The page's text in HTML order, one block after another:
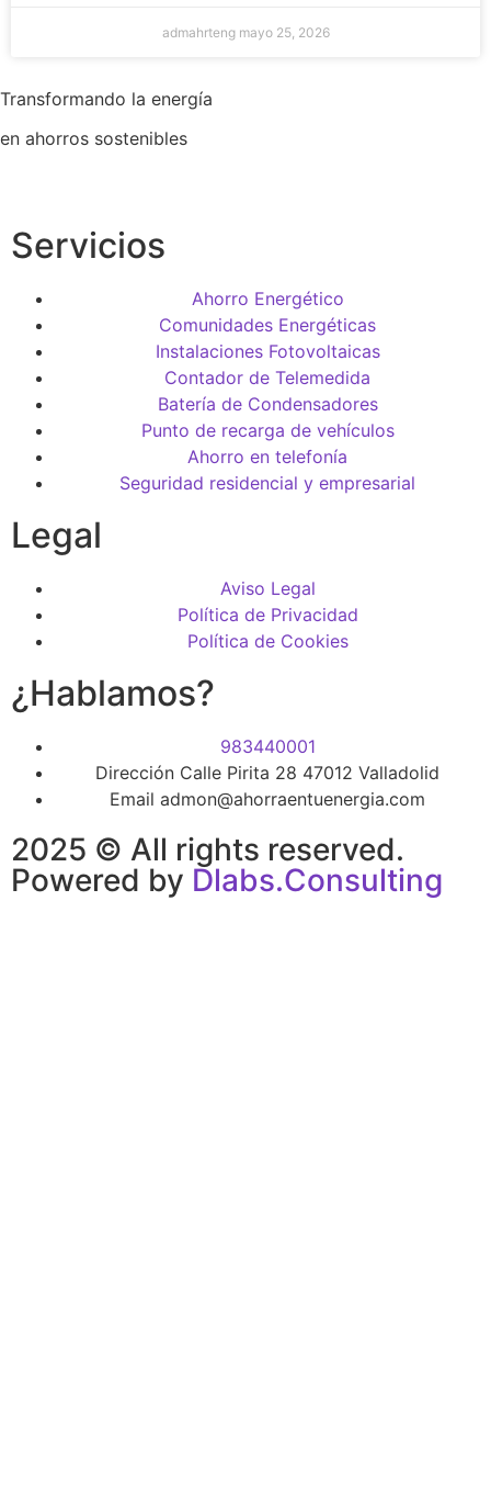
admahrteng mayo 25, 2026
Transformando la energía
en ahorros sostenibles
Servicios
Ahorro Energético
Comunidades Energéticas
Instalaciones Fotovoltaicas
Contador de Telemedida
Batería de Condensadores
Punto de recarga de vehículos
Ahorro en telefonía
Seguridad residencial y empresarial
Legal
Aviso Legal
Política de Privacidad
Política de Cookies
¿Hablamos?
983440001
Dirección Calle Pirita 28 47012 Valladolid
Email admon@ahorraentuenergia.com
2025 © All rights reserved.
Powered by Dlabs.Consulting